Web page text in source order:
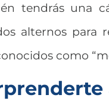
tendrás una
alternos para
como